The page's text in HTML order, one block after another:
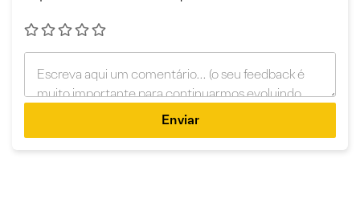
Enviar